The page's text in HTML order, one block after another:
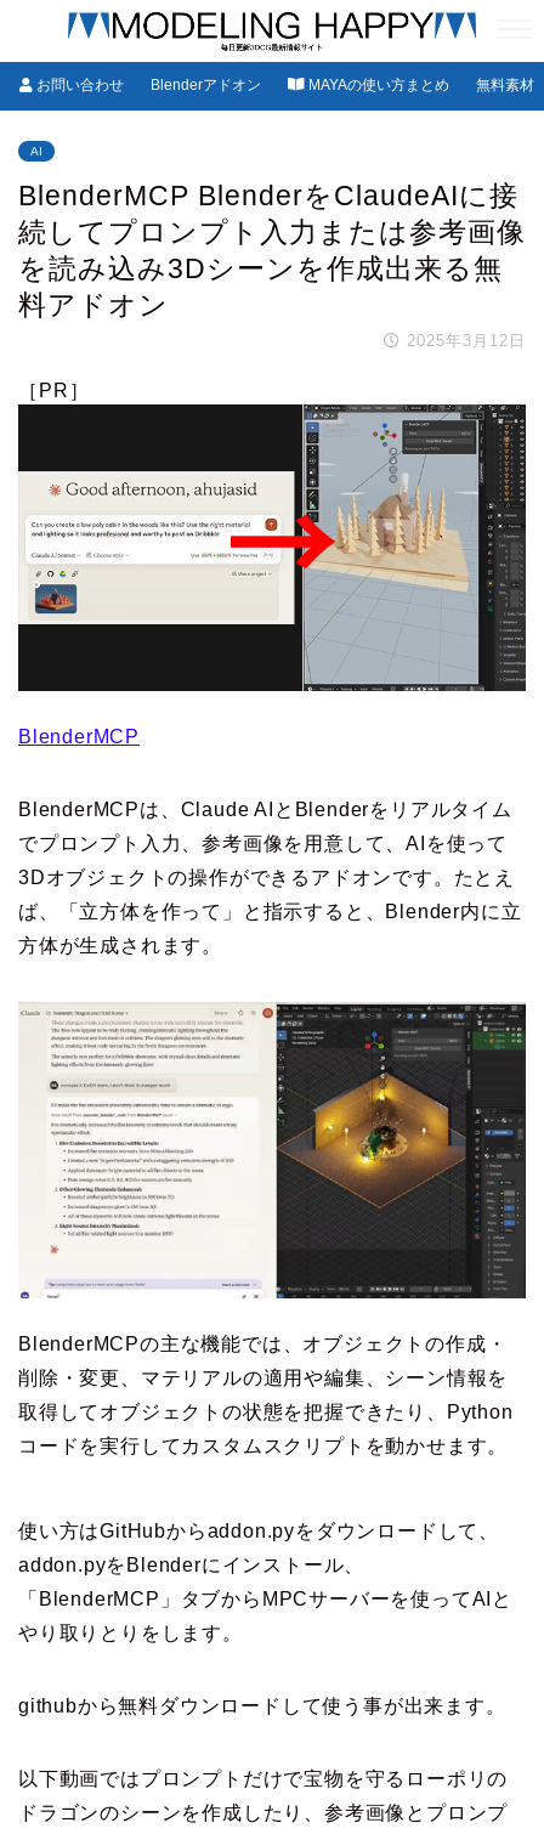
お問い合わせ Blenderアドオン MAYAの使い方まとめ 無料素材
AI
BlenderMCP BlenderをClaudeAIに接
続してプロンプト入力または参考画像
を読み込み3Dシーンを作成出来る無
料アドオン
2025年3月12日
［PR］
BlenderMCP
BlenderMCPは、Claude AIとBlenderをリアルタイム
でプロンプト入力、参考画像を用意して、AIを使って
3Dオブジェクトの操作ができるアドオンです。たとえ
ば、「立方体を作って」と指示すると、Blender内に立
方体が生成されます。
BlenderMCPの主な機能では、オブジェクトの作成・
削除・変更、マテリアルの適用や編集、シーン情報を
取得してオブジェクトの状態を把握できたり、Python
コードを実行してカスタムスクリプトを動かせます。
使い方はGitHubからaddon.pyをダウンロードして、
addon.pyをBlenderにインストール、
「BlenderMCP」タブからMPCサーバーを使ってAIと
やり取りとりをします。
githubから無料ダウンロードして使う事が出来ます。
以下動画ではプロンプトだけで宝物を守るローポリの
ドラゴンのシーンを作成したり、参考画像とプロンプ